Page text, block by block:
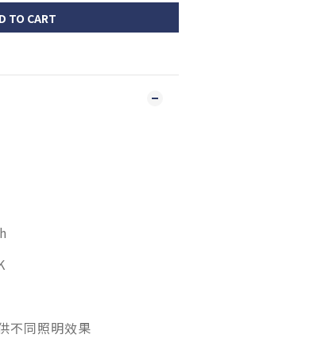
TO CART
不同照明效果